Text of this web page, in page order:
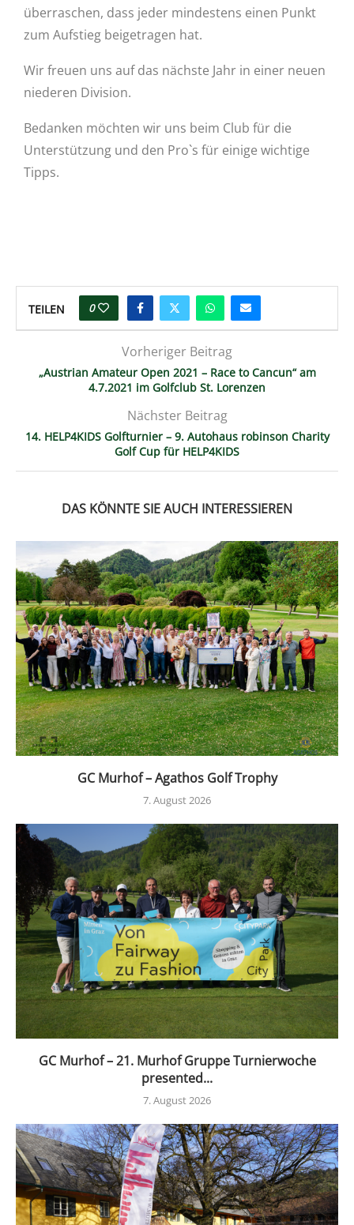
überraschen, dass jeder mindestens einen Punkt
zum Aufstieg beigetragen hat.
Wir freuen uns auf das nächste Jahr in einer neuen
niederen Division.
Bedanken möchten wir uns beim Club für die
Unterstützung und den Pro`s für einige wichtige
Tipps.
TEILEN 0
Vorheriger Beitrag
„Austrian Amateur Open 2021 – Race to Cancun“ am
4.7.2021 im Golfclub St. Lorenzen
Nächster Beitrag
14. HELP4KIDS Golfturnier – 9. Autohaus robinson Charity
Golf Cup für HELP4KIDS
DAS KÖNNTE SIE AUCH INTERESSIEREN
GC Murhof – Agathos Golf Trophy
7. August 2026
GC Murhof – 21. Murhof Gruppe Turnierwoche
presented...
7. August 2026